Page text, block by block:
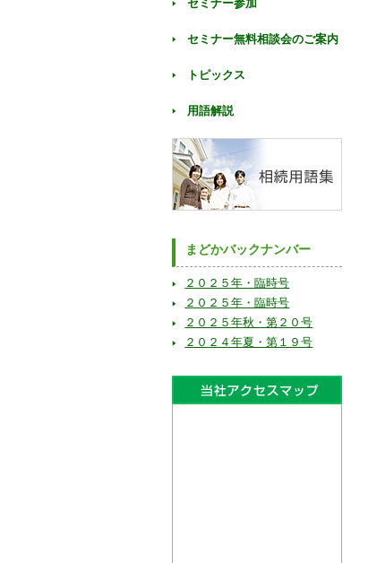
セミナー参加
セミナー無料相談会のご案内
トピックス
用語解説
まどかバックナンバー
２０２５年・臨時号
２０２５年・臨時号
２０２５年秋・第２０号
２０２４年夏・第１９号